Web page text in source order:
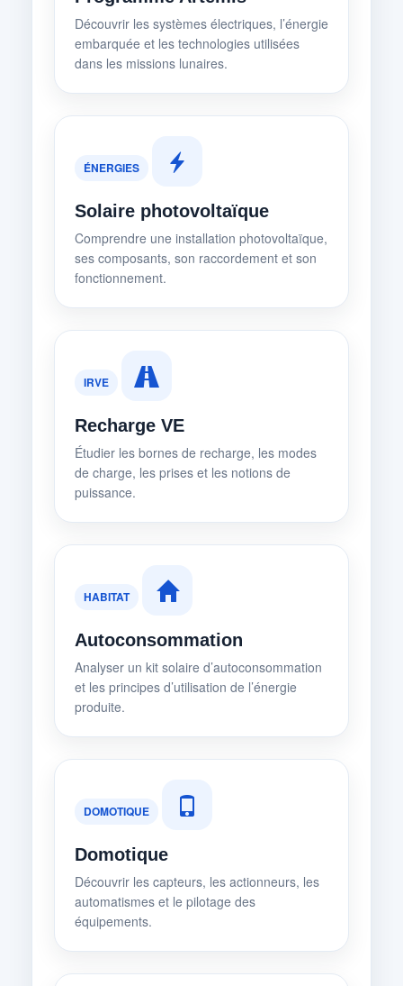
Découvrir les systèmes électriques, l’énergie
embarquée et les technologies utilisées
dans les missions lunaires.
ÉNERGIES
Solaire photovoltaïque
Comprendre une installation photovoltaïque,
ses composants, son raccordement et son
fonctionnement.
IRVE
Recharge VE
Étudier les bornes de recharge, les modes
de charge, les prises et les notions de
puissance.
HABITAT
Autoconsommation
Analyser un kit solaire d’autoconsommation
et les principes d’utilisation de l’énergie
produite.
DOMOTIQUE
Domotique
Découvrir les capteurs, les actionneurs, les
automatismes et le pilotage des
équipements.